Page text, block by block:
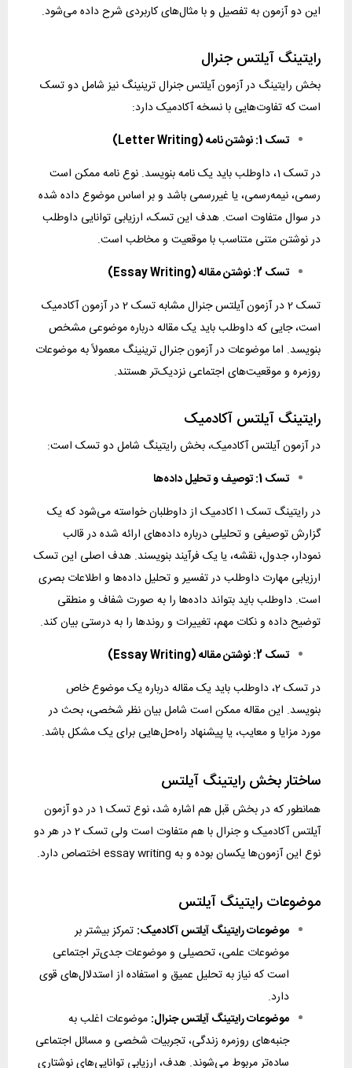
این دو آزمون به تفصیل و با مثال‌های کاربردی شرح داده می‌شود.
رایتینگ آیلتس جنرال
بخش رایتینگ در آزمون آیلتس جنرال ترینینگ نیز شامل دو تسک
است که تفاوت‌هایی با نسخه آکادمیک دارد:
تسک 1: نوشتن نامه (Letter Writing)
در تسک 1، داوطلب باید یک نامه بنویسد. نوع نامه ممکن است
رسمی، نیمه‌رسمی، یا غیررسمی باشد و بر اساس موضوع داده شده
در سوال متفاوت است. هدف این تسک، ارزیابی توانایی داوطلب
در نوشتن متنی متناسب با موقعیت و مخاطب است.
تسک 2: نوشتن مقاله (Essay Writing)
تسک 2 در آزمون آیلتس جنرال مشابه تسک 2 در آزمون آکادمیک
است، جایی که داوطلب باید یک مقاله درباره موضوعی مشخص
بنویسد. اما موضوعات در آزمون جنرال ترینینگ معمولاً به موضوعات
روزمره و موقعیت‌های اجتماعی نزدیک‌تر هستند.
رایتینگ آیلتس آکادمیک
در آزمون آیلتس آکادمیک، بخش رایتینگ شامل دو تسک است:
تسک 1: توصیف و تحلیل داده‌ها
در رایتینگ تسک ۱ اکادمیک از داوطلبان خواسته می‌شود که یک
گزارش توصیفی و تحلیلی درباره داده‌های ارائه شده در قالب
نمودار، جدول، نقشه، یا یک فرآیند بنویسند. هدف اصلی این تسک
ارزیابی مهارت داوطلب در تفسیر و تحلیل داده‌ها و اطلاعات بصری
است. داوطلب باید بتواند داده‌ها را به صورت شفاف و منطقی
توضیح داده و نکات مهم، تغییرات و روندها را به درستی بیان کند.
تسک 2: نوشتن مقاله (Essay Writing)
در تسک 2، داوطلب باید یک مقاله درباره یک موضوع خاص
بنویسد. این مقاله ممکن است شامل بیان نظر شخصی، بحث در
مورد مزایا و معایب، یا پیشنهاد راه‌حل‌هایی برای یک مشکل باشد.
ساختار بخش رایتینگ آیلتس
همانطور که در بخش قبل هم اشاره شد، نوع تسک 1 در دو آزمون
آیلتس آکادمیک و جنرال با هم متفاوت است ولی تسک 2 در هر دو
نوع این آزمون‌ها یکسان بوده و به essay writing اختصاص دارد.
موضوعات رایتینگ آیلتس
موضوعات رایتینگ آیلتس آکادمیک: تمرکز بیشتر بر
موضوعات علمی، تحصیلی و موضوعات جدی‌تر اجتماعی
است که نیاز به تحلیل عمیق و استفاده از استدلال‌های قوی
دارد.
موضوعات رایتینگ آیلتس جنرال: موضوعات اغلب به
جنبه‌های روزمره زندگی، تجربیات شخصی و مسائل اجتماعی
ساده‌تر مربوط می‌شوند. هدف، ارزیابی توانایی‌های نوشتاری